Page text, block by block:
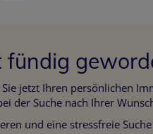
fündig
jetzt Ihren persönlichen
der Suche nach Ihrer
und eine stressfreie